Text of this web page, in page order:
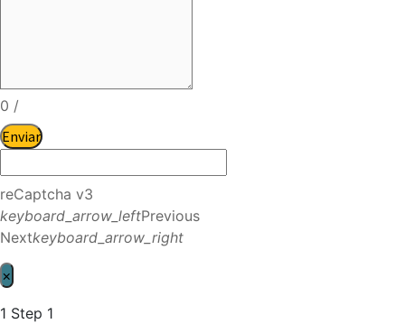
0 /
Enviar
reCaptcha v3
keyboard_arrow_leftPrevious
Nextkeyboard_arrow_right
×
1 Step 1